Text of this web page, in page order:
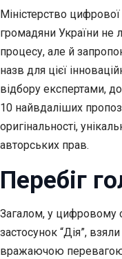
Міністерство
громадяни України не
процесу, але й
назв для цієї
відбору експертами,
10 найвдаліших
оригінальності,
авторських прав.
Перебіг
Загалом, у цифровому
застосунок “Дія”,
вражаючою перевагою,